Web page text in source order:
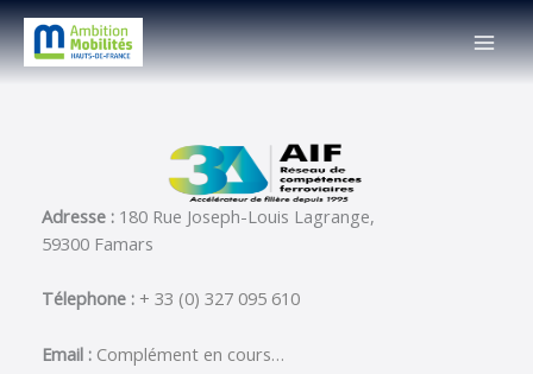
Skip
to
content
Adresse : 180 Rue Joseph-Louis Lagrange,
59300 Famars
Télephone : + 33 (0) 327 095 610
Email : Complément en cours…